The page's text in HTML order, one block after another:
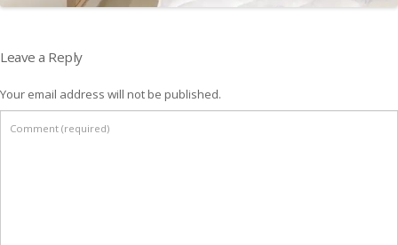
Leave a Reply
Your email address will not be published.